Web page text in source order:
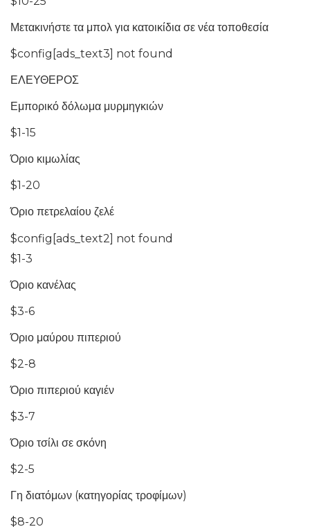
Μετακινήστε τα μπολ για κατοικίδια σε νέα τοποθεσία
$config[ads_text3] not found
ΕΛΕΥΘΕΡΟΣ
Εμπορικό δόλωμα μυρμηγκιών
$1-15
Όριο κιμωλίας
$1-20
Όριο πετρελαίου ζελέ
$config[ads_text2] not found
$1-3
Όριο κανέλας
$3-6
Όριο μαύρου πιπεριού
$2-8
Όριο πιπεριού καγιέν
$3-7
Όριο τσίλι σε σκόνη
$2-5
Γη διατόμων (κατηγορίας τροφίμων)
$8-20